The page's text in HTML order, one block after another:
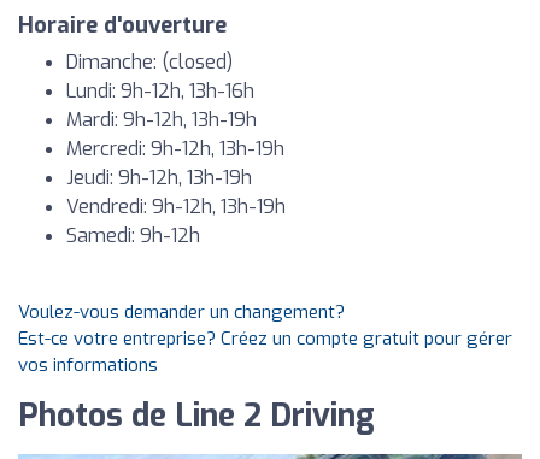
Horaire d'ouverture
Dimanche: (closed)
Lundi: 9h-12h, 13h-16h
Mardi: 9h-12h, 13h-19h
Mercredi: 9h-12h, 13h-19h
Jeudi: 9h-12h, 13h-19h
Vendredi: 9h-12h, 13h-19h
Samedi: 9h-12h
Voulez-vous demander un changement?
Est-ce votre entreprise? Créez un compte gratuit pour gérer
vos informations
Photos de Line 2 Driving